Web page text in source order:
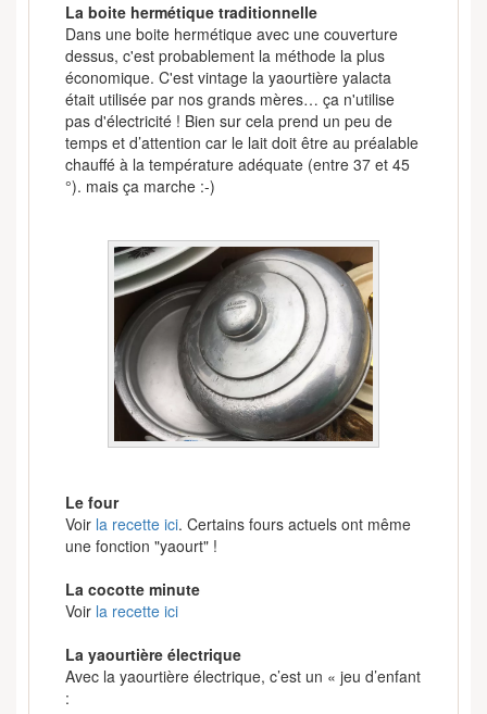
La boite hermétique traditionnelle
Dans une boite hermétique avec une couverture
dessus, c'est probablement la méthode la plus
économique. C'est vintage la yaourtière yalacta
était utilisée par nos grands mères… ça n'utilise
pas d'électricité ! Bien sur cela prend un peu de
temps et d’attention car le lait doit être au préalable
chauffé à la température adéquate (entre 37 et 45
°). mais ça marche :-)
Le four
Voir la recette ici. Certains fours actuels ont même
une fonction "yaourt" !
La cocotte minute
Voir la recette ici
La yaourtière électrique
Avec la yaourtière électrique, c’est un « jeu d’enfant
: